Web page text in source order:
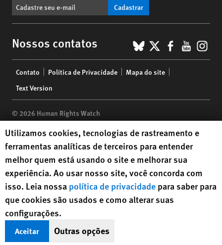
Cadastrar
Nossos contatos BlueSky
X
menu
Contato Política de Privacidade
Mapa do site
Text Version
© 2026 Human Rights Watch
Human Rights Watch| 350 Fifth Avenue, 34th Floor | New York,
10118-3299USA|t1.212.290.4700
Human Rights Watch is a 501(C)(3) nonprofit registered in the US
under EIN: 13-2875808
Human Rights Watch cookie preferences
Utilizamos cookies, tecnologias de rastreamento e
ferramentas analíticas de terceiros para entender
melhor quem está usando o site e melhorar sua
experiência. Ao usar nosso site, você concorda com
isso. Leia nossa política de privacidade para saber para
que cookies são usados e como alterar suas
configurações.
Aceitar Outras opções